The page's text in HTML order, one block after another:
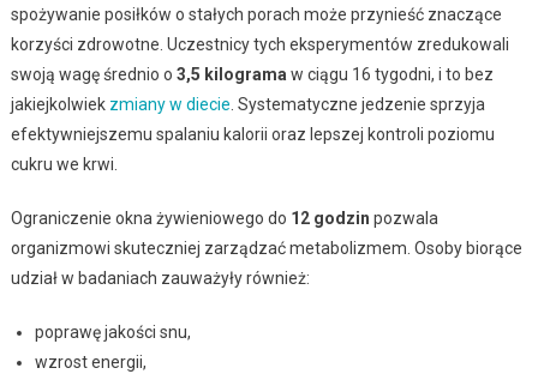
spożywanie posiłków o stałych porach może przynieść znaczące
korzyści zdrowotne. Uczestnicy tych eksperymentów zredukowali
swoją wagę średnio o 3,5 kilograma w ciągu 16 tygodni, i to bez
jakiejkolwiek zmiany w diecie . Systematyczne jedzenie sprzyja
efektywniejszemu spalaniu kalorii oraz lepszej kontroli poziomu
cukru we krwi.
Ograniczenie okna żywieniowego do 12 godzin pozwala
organizmowi skuteczniej zarządzać metabolizmem. Osoby biorące
udział w badaniach zauważyły również:
poprawę jakości snu,
wzrost energii,